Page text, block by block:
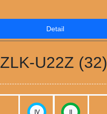
Detail
ZLK-U22Z (32)
IV II